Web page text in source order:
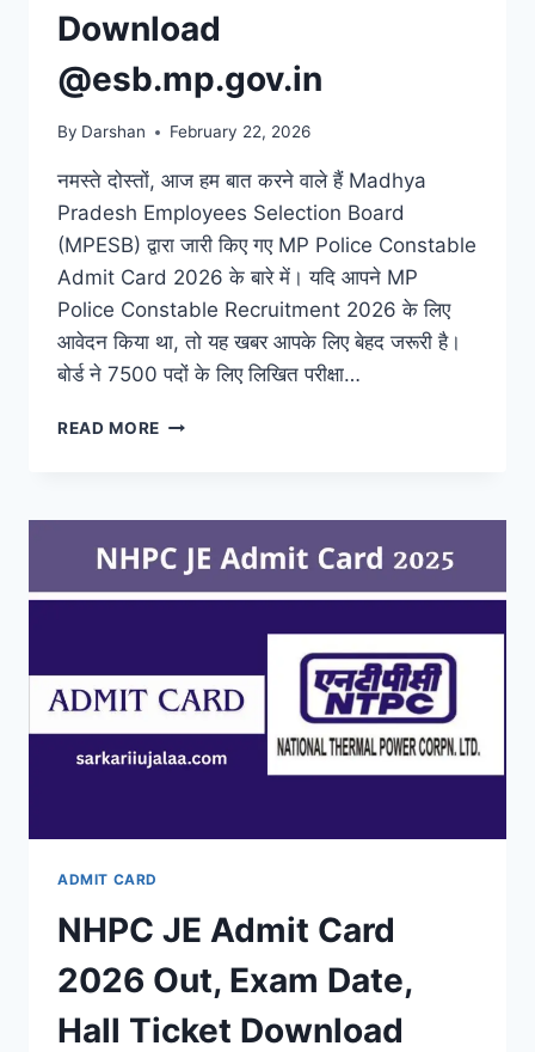
Download
@esb.mp.gov.in
By Darshan February 22, 2026
नमस्ते दोस्तों, आज हम बात करने वाले हैं Madhya
Pradesh Employees Selection Board
(MPESB) द्वारा जारी किए गए MP Police Constable
Admit Card 2026 के बारे में। यदि आपने MP
Police Constable Recruitment 2026 के लिए
आवेदन किया था, तो यह खबर आपके लिए बेहद जरूरी है।
बोर्ड ने 7500 पदों के लिए लिखित परीक्षा…
READ MORE MP
CARD
2026
LINK,
EXAM
TICKET
DOWNLOAD
@ESB.MP.GOV.IN
ADMIT CARD
NHPC JE Admit Card
2026 Out, Exam Date,
Hall Ticket Download